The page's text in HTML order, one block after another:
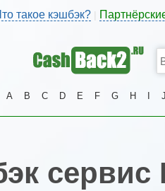
такое кэшбэк?
A B C D E F G H
сервис